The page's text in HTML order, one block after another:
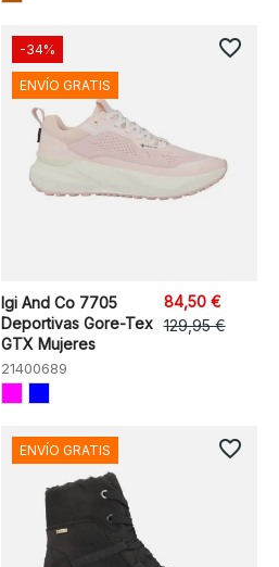
Igi And Co 7705
Deportivas Gore-Tex
GTX Mujeres
21400689
84,50 €
129,95 €
-34%
ENVÍO GRATIS
favorite_border
ENVÍO GRATIS favorite_border